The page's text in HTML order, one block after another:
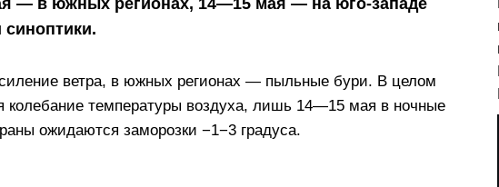
ветра, в южных регионах — пыльные бури. В целом
колебание температуры воздуха, лишь 14—15 мая в ночные
ожидаются заморозки −1−3 градуса.